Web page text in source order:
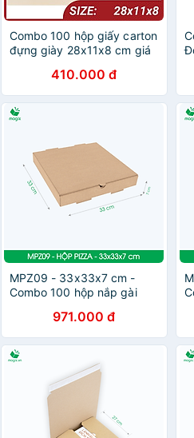
Combo 100 hộp giấy carton
đựng giày 28x11x8 cm giá
410.000 đ
MPZ09 - 33x33x7 cm -
Combo 100 hộp nắp gài
gập, hộp carton gói hàng,
hộp quà
971.000 đ